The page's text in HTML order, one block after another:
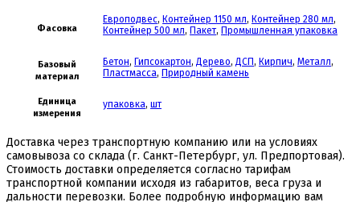
Фасовка
Европодвес,Контейнер 1150 мл,Контейнер 280 мл,
Контейнер 500 мл,Пакет,Промышленная упаковка
Базовый
материал
Бетон,Гипсокартон,Дерево,ДСП,Кирпич,Металл,
Пластмасса,Природный камень
Единица
измерения
упаковка,шт
Доставка через транспортную компанию или на условиях
самовывоза со склада (г. Санкт-Петербург, ул. Предпортовая).
Стоимость доставки определяется согласно тарифам
транспортной компании исходя из габаритов, веса груза и
дальности перевозки. Более подробную информацию вам